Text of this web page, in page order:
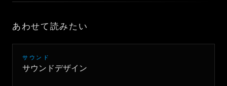
あわせて読みたい
サウンド
サウンドデザイン